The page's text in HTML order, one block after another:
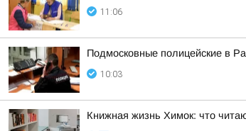
11:06
Подмосковные полицейские в
10:03
Книжная жизнь Химок: что